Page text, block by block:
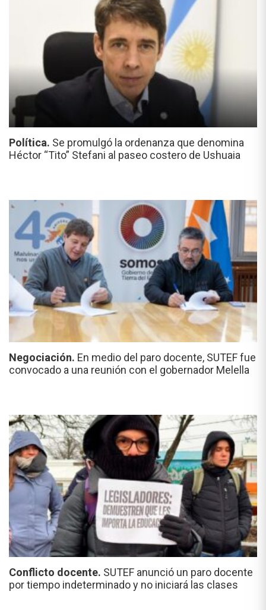
Política. Se promulgó la ordenanza que denomina
Héctor “Tito” Stefani al paseo costero de Ushuaia
Negociación. En medio del paro docente, SUTEF fue
convocado a una reunión con el gobernador Melella
Conflicto docente. SUTEF anunció un paro docente
por tiempo indeterminado y no iniciará las clases